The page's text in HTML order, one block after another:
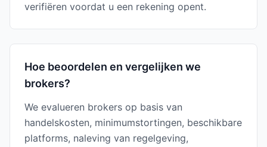
verifiëren voordat u een rekening opent.
Hoe beoordelen en vergelijken we
brokers?
We evalueren brokers op basis van
handelskosten, minimumstortingen, beschikbare
platforms, naleving van regelgeving,